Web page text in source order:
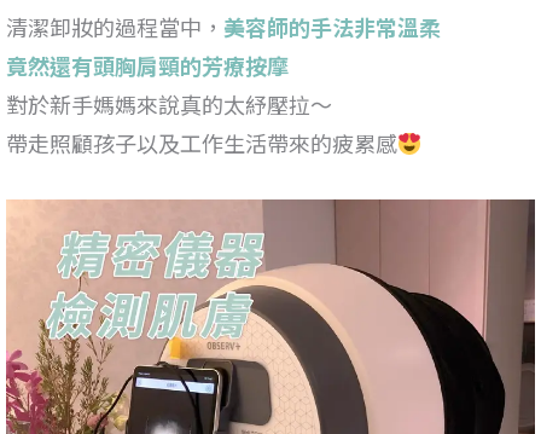
清潔卸妝的過程當中， 美容師的手法非常溫柔
竟然還有頭胸肩頸的芳療按摩
對於新手媽媽來說真的太紓壓拉～
帶走照顧孩子以及工作生活帶來的疲累感